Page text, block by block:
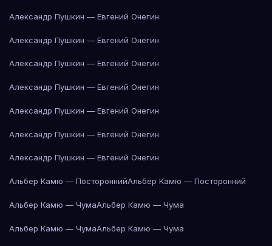
Александр Пушкин — Евгений Онегин
Александр Пушкин — Евгений Онегин
Александр Пушкин — Евгений Онегин
Александр Пушкин — Евгений Онегин
Александр Пушкин — Евгений Онегин
Александр Пушкин — Евгений Онегин
Александр Пушкин — Евгений Онегин
Альбер Камю — ПостороннийАльбер Камю — Посторонний
Альбер Камю — ЧумаАльбер Камю — Чума
Альбер Камю — ЧумаАльбер Камю — Чума